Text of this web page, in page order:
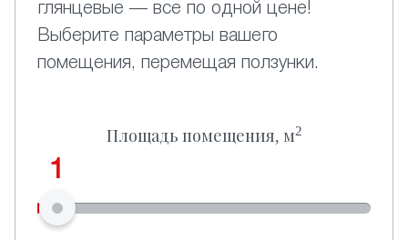
глянцевые — все по одной цене!
Выберите параметры вашего
помещения, перемещая ползунки.
Площадь помещения, м2
1